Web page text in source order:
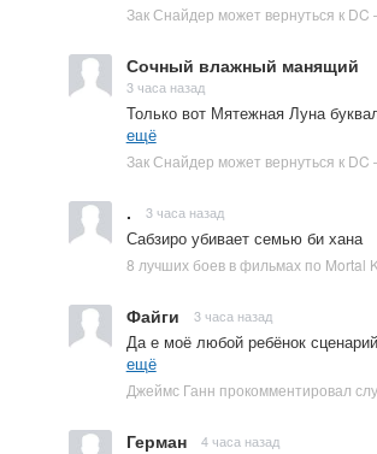
Сочный влажный манящий
3 часа назад
Только вот Мятежная Луна
ещё
. 3 часа назад
Сабзиро убивает семью би хана
Файги 3 часа назад
Да е моё любой ребёнок
ещё
Герман 4 часа назад